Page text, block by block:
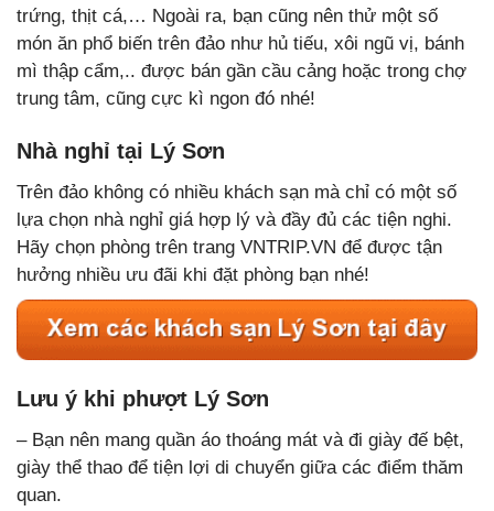
trứng, thịt cá,… Ngoài ra, bạn cũng nên thử một số
món ăn phổ biến trên đảo như hủ tiếu, xôi ngũ vị, bánh
mì thập cẩm,.. được bán gần cầu cảng hoặc trong chợ
trung tâm, cũng cực kì ngon đó nhé!
Nhà nghỉ tại Lý Sơn
Trên đảo không có nhiều khách sạn mà chỉ có một số
lựa chọn nhà nghỉ giá hợp lý và đầy đủ các tiện nghi.
Hãy chọn phòng trên trang VNTRIP.VN để được tận
hưởng nhiều ưu đãi khi đặt phòng bạn nhé!
Lưu ý khi phượt Lý Sơn
– Bạn nên mang quần áo thoáng mát và đi giày đế bệt,
giày thể thao để tiện lợi di chuyển giữa các điểm thăm
quan.